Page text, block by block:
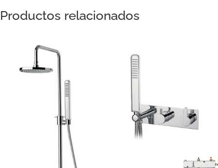
Productos relacionados